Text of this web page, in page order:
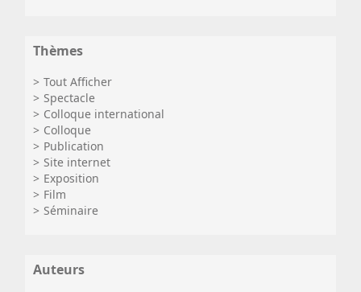
Thèmes
Tout Afficher
Spectacle
Colloque international
Colloque
Publication
Site internet
Exposition
Film
Séminaire
Auteurs